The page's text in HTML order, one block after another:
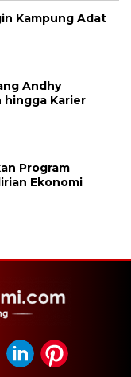
Kampung Adat
Andhy
hingga Karier
Program
Ekonomi